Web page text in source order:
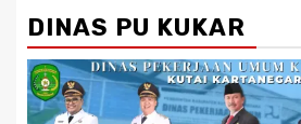
DINAS PU KUKAR